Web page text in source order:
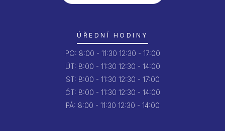
ÚŘEDNÍ HODINY
PO: 8:00 - 11:30 12:30 - 17:00
ÚT: 8:00 - 11:30 12:30 - 14:00
ST: 8:00 - 11:30 12:30 - 17:00
ČT: 8:00 - 11:30 12:30 - 14:00
PÁ: 8:00 - 11:30 12:30 - 14:00